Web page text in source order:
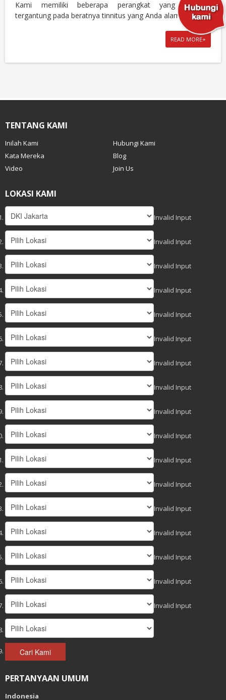
Kami memiliki beberapa perangkat yang tersedia
tergantung pada beratnya tinnitus yang Anda alami.
READ MORE+
TENTANG KAMI
Inilah Kami
Hubungi Kami
Kata Mereka
Blog
Video
Join Us
LOKASI KAMI
Invalid Input
Invalid Input
Invalid Input
Invalid Input
Invalid Input
Invalid Input
Invalid Input
Invalid Input
Invalid Input
Invalid Input
Invalid Input
Invalid Input
Invalid Input
Invalid Input
Invalid Input
Invalid Input
Invalid Input
Cari Kami
PERTANYAAN UMUM
Indonesia